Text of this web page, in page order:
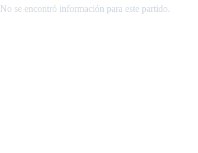
No se encontró información para este partido.